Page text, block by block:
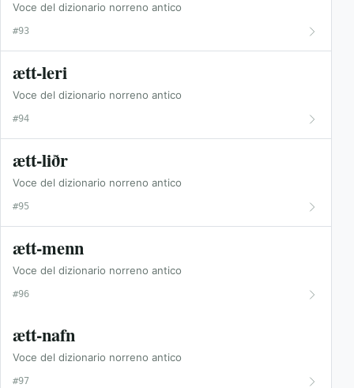
Voce del dizionario norreno antico
#93
ætt-leri
Voce del dizionario norreno antico
#94
ætt-liðr
Voce del dizionario norreno antico
#95
ætt-menn
Voce del dizionario norreno antico
#96
ætt-nafn
Voce del dizionario norreno antico
#97